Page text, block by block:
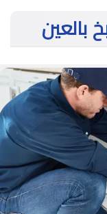
بالعين